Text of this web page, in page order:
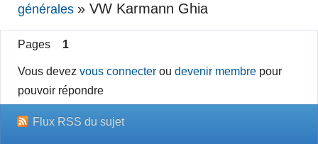
générales »VW Karmann Ghia
Pages 1
Vous devezvous connecter oudevenir membre pour
pouvoir répondre
Flux RSS du sujet